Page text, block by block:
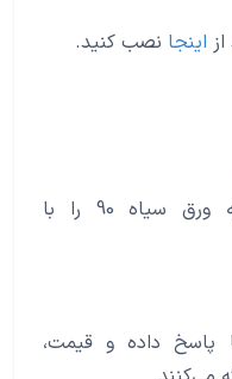
اینجا نصب کنید.
شما می‌توانید نیاز خود به ورق سیاه 90 را با
پاسخ داده و قیمت،